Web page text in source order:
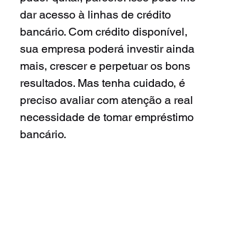
dar acesso à linhas de crédito
bancário. Com crédito disponível,
sua empresa poderá investir ainda
mais, crescer e perpetuar os bons
resultados. Mas tenha cuidado, é
preciso avaliar com atenção a real
necessidade de tomar empréstimo
bancário.